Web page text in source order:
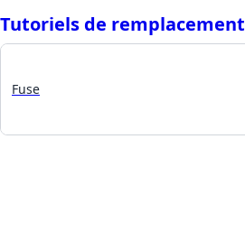
Tutoriels de remplacement
Fuse